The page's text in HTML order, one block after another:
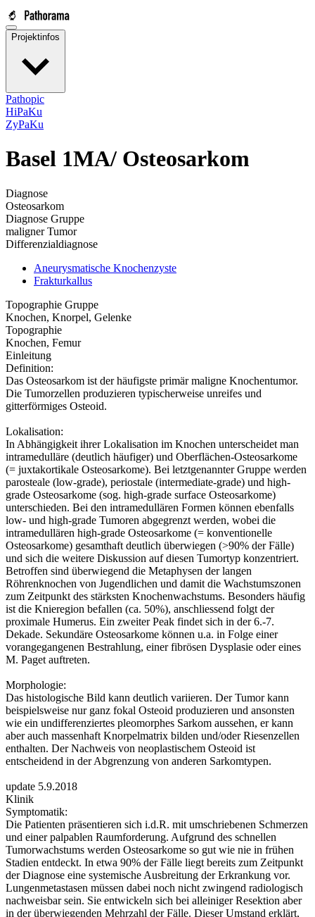
Projektinfos
Pathopic
HiPaKu
ZyPaKu
Basel 1MA/ Osteosarkom
Diagnose
Osteosarkom
Diagnose Gruppe
maligner Tumor
Differenzialdiagnose
Aneurysmatische Knochenzyste
Frakturkallus
Topographie Gruppe
Knochen, Knorpel, Gelenke
Topographie
Knochen, Femur
Einleitung
Definition:
Das Osteosarkom ist der häufigste primär maligne Knochentumor.
Die Tumorzellen produzieren typischerweise unreifes und
gitterförmiges Osteoid.
Lokalisation:
In Abhängigkeit ihrer Lokalisation im Knochen unterscheidet man
intramedulläre (deutlich häufiger) und Oberflächen-Osteosarkome
(= juxtakortikale Osteosarkome). Bei letztgenannter Gruppe werden
parosteale (low-grade), periostale (intermediate-grade) und high-
grade Osteosarkome (sog. high-grade surface Osteosarkome)
unterschieden. Bei den intramedullären Formen können ebenfalls
low- und high-grade Tumoren abgegrenzt werden, wobei die
intramedullären high-grade Osteosarkome (= konventionelle
Osteosarkome) gesamthaft deutlich überwiegen (>90% der Fälle)
und sich die weitere Diskussion auf diesen Tumortyp konzentriert.
Betroffen sind überwiegend die Metaphysen der langen
Röhrenknochen von Jugendlichen und damit die Wachstumszonen
zum Zeitpunkt des stärksten Knochenwachstums. Besonders häufig
ist die Knieregion befallen (ca. 50%), anschliessend folgt der
proximale Humerus. Ein zweiter Peak findet sich in der 6.-7.
Dekade. Sekundäre Osteosarkome können u.a. in Folge einer
vorangegangenen Bestrahlung, einer fibrösen Dysplasie oder eines
M. Paget auftreten.
Morphologie:
Das histologische Bild kann deutlich variieren. Der Tumor kann
beispielsweise nur ganz fokal Osteoid produzieren und ansonsten
wie ein undifferenziertes pleomorphes Sarkom aussehen, er kann
aber auch massenhaft Knorpelmatrix bilden und/oder Riesenzellen
enthalten. Der Nachweis von neoplastischem Osteoid ist
entscheidend in der Abgrenzung von anderen Sarkomtypen.
update 5.9.2018
Klinik
Symptomatik:
Die Patienten präsentieren sich i.d.R. mit umschriebenen Schmerzen
und einer palpablen Raumforderung. Aufgrund des schnellen
Tumorwachstums werden Osteosarkome so gut wie nie in frühen
Stadien entdeckt. In etwa 90% der Fälle liegt bereits zum Zeitpunkt
der Diagnose eine systemische Ausbreitung der Erkrankung vor.
Lungenmetastasen müssen dabei noch nicht zwingend radiologisch
nachweisbar sein. Sie entwickeln sich bei alleiniger Resektion aber
in der überwiegenden Mehrzahl der Fälle. Dieser Umstand erklärt,